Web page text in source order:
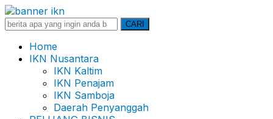
Search
CARI
Home
IKN Nusantara
IKN Kaltim
IKN Penajam
IKN Samboja
Daerah Penyanggah